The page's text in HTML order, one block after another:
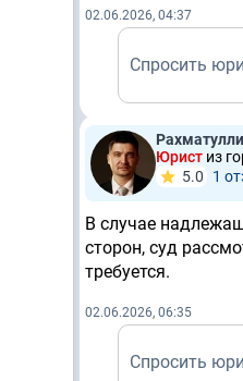
02.06.2026, 04:37
Спросить
Юрист из
5.0
1
В случае
сторон, суд
требуется.
02.06.2026, 06:35
Спросить